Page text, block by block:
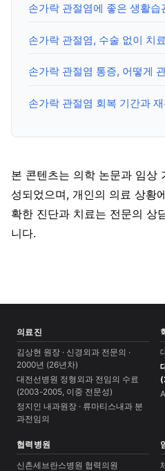
손가락 관절염에 좋은 생활습
손가락 관절염, 수술 없이 치
손가락 관절염 통증, 어떻게
손가락 관절염 회복 기간과
본 콘텐츠는 의학 논문과 임상
성되었으며, 개인의 의료 상황
확한 진단과 치료는 전문의 상
니다.
의료진
김상현 원장 · 신경외과 전문의 ·
2000년 (26년차)
대전선병원 정형외과 전임의 수료
(2003-2005, 이중 전문성)
정지인 내과원장 · 류마티스내과 분
과전임의
협력병원
신촌세브란스병원 협력의원